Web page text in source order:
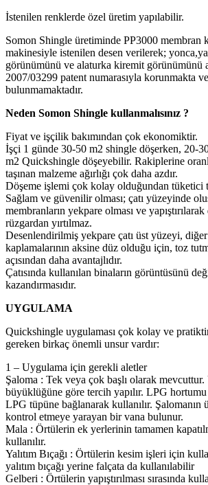
İstenilen renklerde özel üretim yapılabilir.
Somon Shingle üretiminde PP3000 membran
makinesiyle istenilen desen verilerek;
görünümünü ve alaturka kiremit görünümünü
2007/03299 patent numarasıyla korunmakta
bulunmamaktadır.
Neden Somon Shingle kullanmalısınız ?
Fiyat ve işçilik bakımından çok ekonomiktir.
İşçi 1 günde 30-50 m2 shingle döşerken, 20-
m2 Quickshingle döşeyebilir. Rakiplerine
taşınan malzeme ağırlığı çok daha azdır.
Döşeme işlemi çok kolay olduğundan tüketici
Sağlam ve güvenilir olması; çatı yüzeyinde
membranların yekpare olması ve
rüzgardan yırtılmaz.
Desenlendirilmiş yekpare çatı üst yüzeyi, diğer
kaplamalarının aksine düz olduğu için, toz
açısından daha avantajlıdır.
Çatısında kullanılan binaların görüntüsünü
kazandırmasıdır.
UYGULAMA
Quickshingle uygulaması çok kolay ve
gereken birkaç önemli unsur vardır:
1 – Uygulama için gerekli aletler
Şaloma : Tek veya çok başlı olarak mevcuttur.
büyüklüğüne göre tercih yapılır. LPG hortumu
LPG tüpüne bağlanarak kullanılır. Şalomanın
kontrol etmeye yarayan bir vana bulunur.
Mala : Örtülerin ek yerlerinin tamamen
kullanılır.
Yalıtım Bıçağı : Örtülerin kesim işleri için
yalıtım bıçağı yerine falçata da kullanılabilir
Gelberi : Örtülerin yapıştırılması sırasında